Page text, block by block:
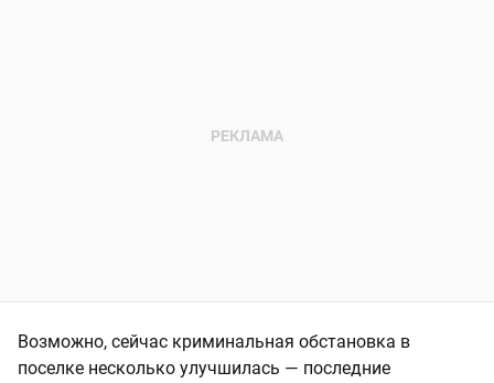
Возможно, сейчас криминальная обстановка в
поселке несколько улучшилась — последние